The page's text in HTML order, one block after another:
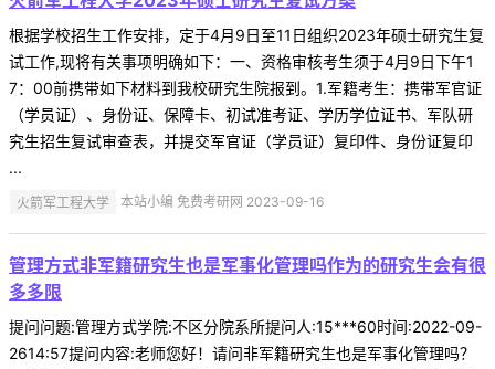
根据学校招生工作安排，定于4月9日至11日组织2023年硕士研究生复
试工作,现将有关事项明确如下：一、资格审核考生须于4月9日下午1
7：00前携带如下材料到我校研究生院报到。1.军籍考生：携带军官证
（学员证）、身份证、保障卡、初试准考证、学历学位证书、军队研
究生招生复试审查表，并提交军官证（学员证）复印件、身份证复印
...
火箭军工程大学 本站小编 免费考研网 2023-09-16
管理方式非军籍研究生也是军事化管理吗作为的研究生会有很
多多限
提问问题:管理方式学院:不区分院系所提问人:15***60时间:2022-09-
2614:57提问内容:老师您好！请问非军籍研究生也是军事化管理吗？